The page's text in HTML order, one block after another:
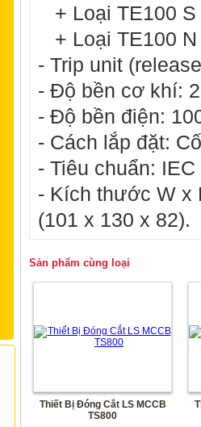
+ Loại TE100 S
+ Loại TE100 N
- Trip unit
- Độ bền cơ khí:
- Độ bền điện: 10
- Cách lắp đặt:
- Tiêu chuẩn:
- Kích thước W x
(101 x 130 x 82).
Sản phẩm cùng loại
Thiết Bị Đóng Cắt LS MCCB
TS800